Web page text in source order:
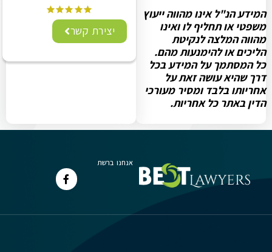
המידע הנ"ל אינו מהווה ייעוץ
משפטי או תחליף לו ואינו
מהווה המלצה לנקיטת
הליכים או להימנעות מהם.
כל המסתמך על המידע בכל
דרך שהיא עושה זאת על
אחריותו בלבד ומסיר מעורכי
הדין באתר כל אחריות.
יצירת קשר
אנחנו ברשת